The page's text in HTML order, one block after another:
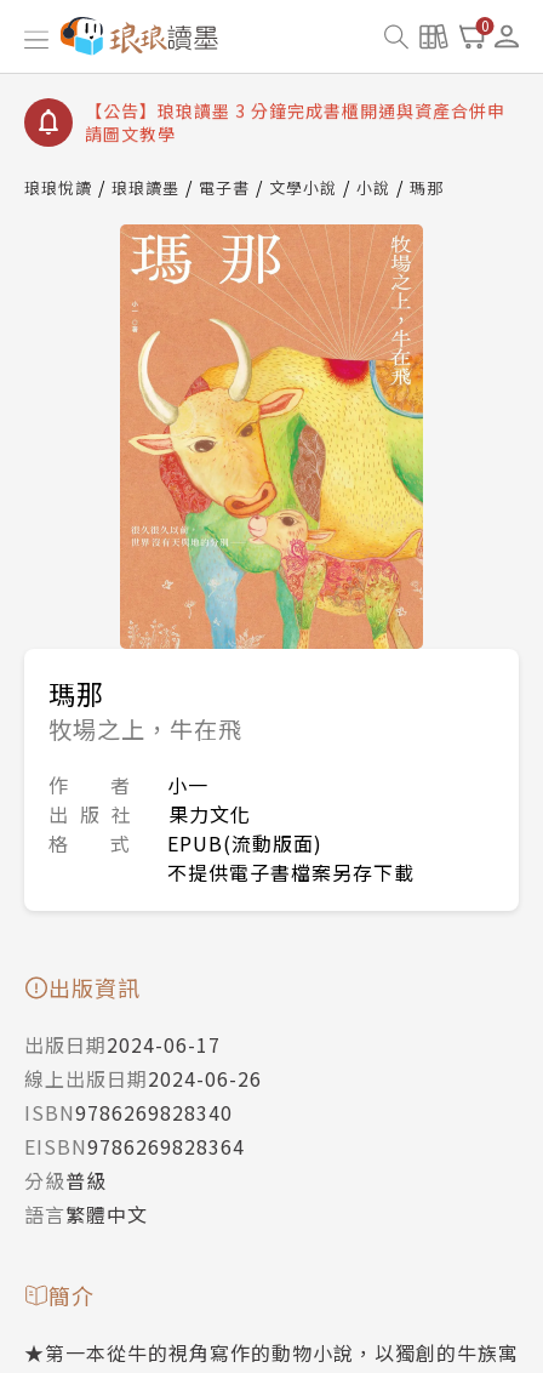
0
【公告】琅琅讀墨數位閱讀資產合併與書櫃開通申請
【公告】琅琅讀墨書櫃開通常見問題
【公告】琅琅讀墨 3 分鐘完成書櫃開通與資產合併申
請圖文教學
查詢
【公告】琅琅讀墨數位閱讀資產合併與書櫃開通申請
琅琅悅讀 琅琅讀墨 電子書 文學小說 小說 瑪那
瑪那
牧場之上，牛在飛
作 者
小一
出 版 社
果力文化
格 式
EPUB(流動版面)
不提供電子書檔案另存下載
出版資訊
出版日期2024-06-17
線上出版日期2024-06-26
ISBN9786269828340
EISBN9786269828364
分級普級
語言繁體中文
簡介
★第一本從牛的視角寫作的動物小說，以獨創的牛族寓